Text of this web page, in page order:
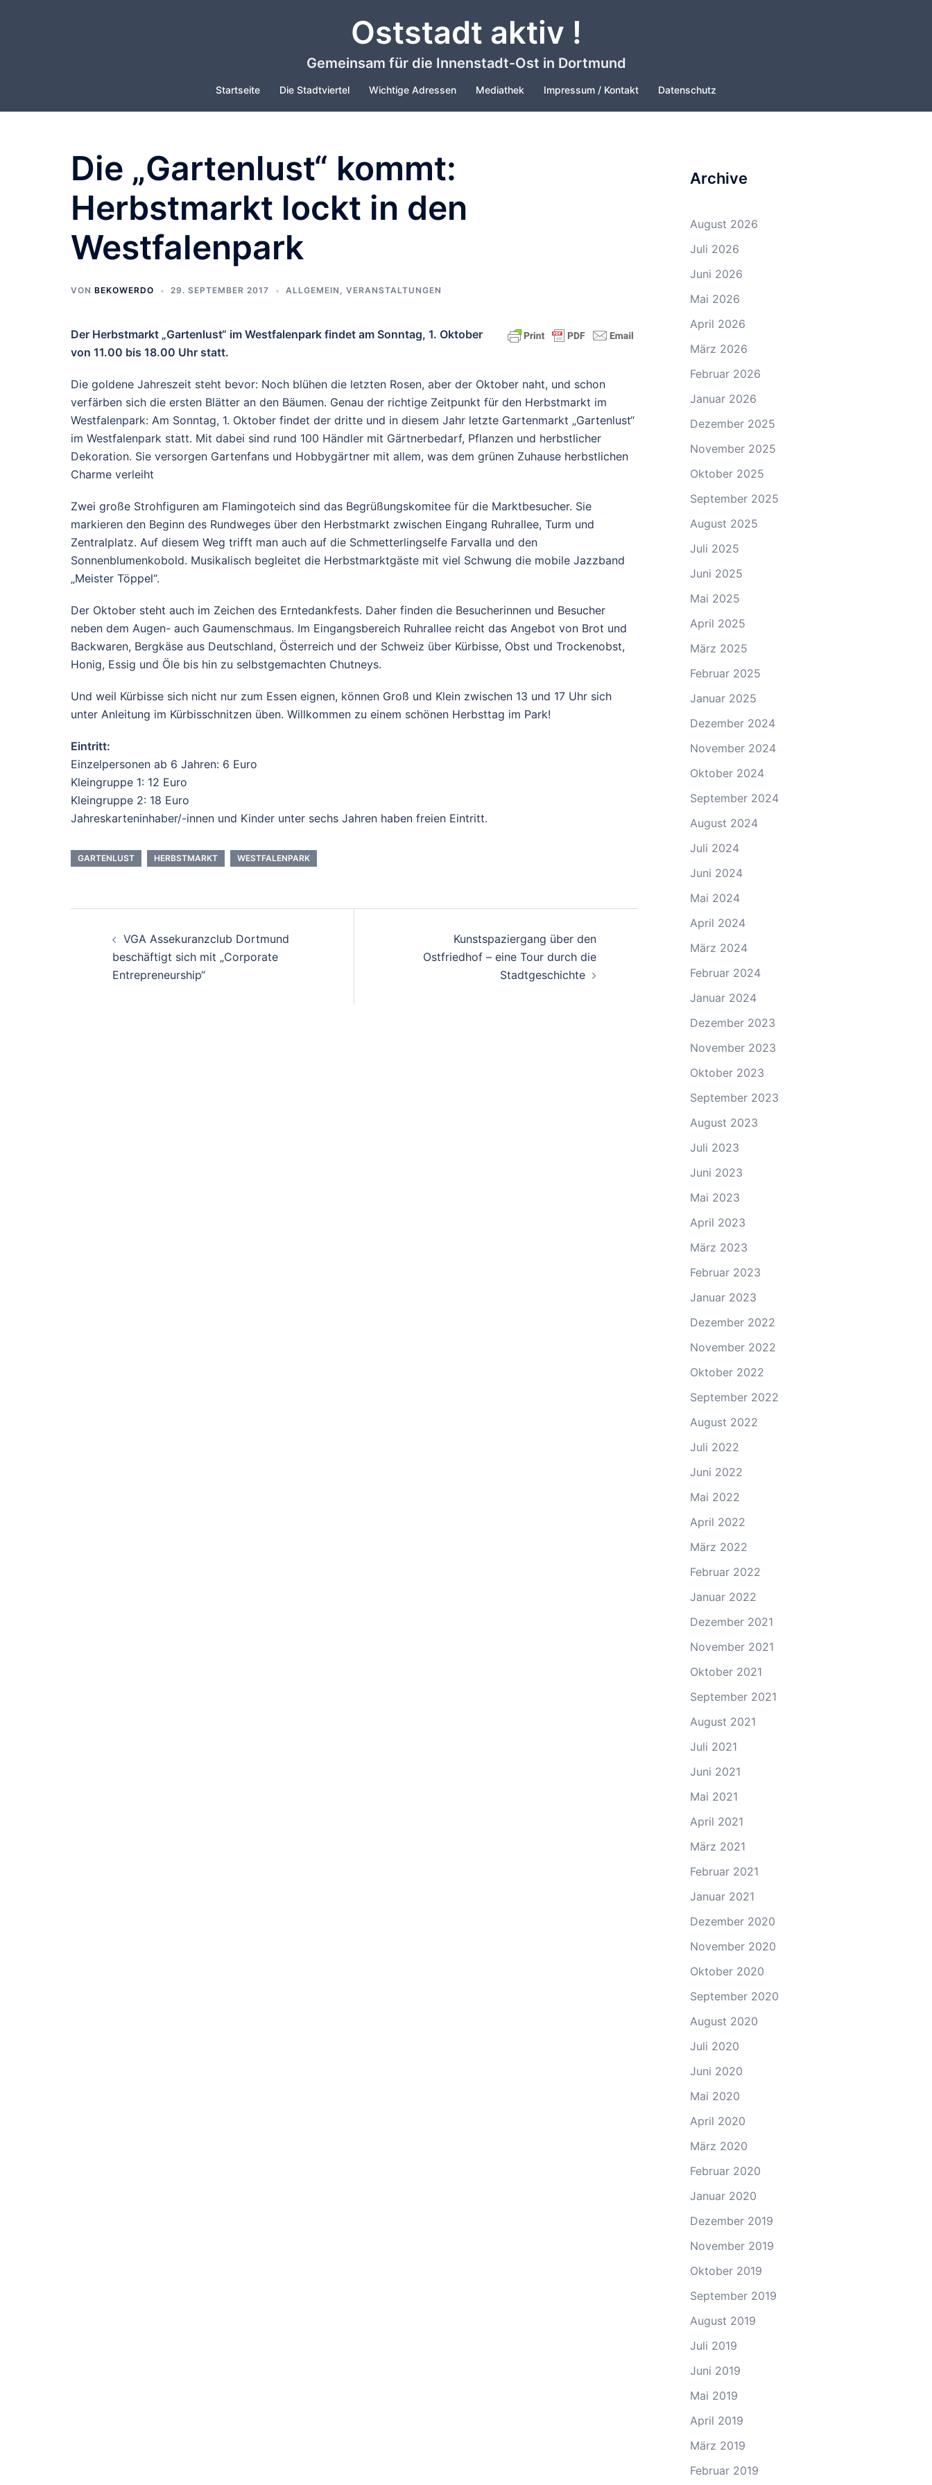
Oststadt aktiv !
Gemeinsam für die Innenstadt-Ost in Dortmund
Startseite Die Stadtviertel Wichtige Adressen Mediathek Impressum / Kontakt Datenschutz
Die „Gartenlust“ kommt:
Herbstmarkt lockt in den
Westfalenpark
VON BEKOWERDO 29. SEPTEMBER 2017 ALLGEMEIN , VERANSTALTUNGEN
Der Herbstmarkt „Gartenlust“ im Westfalenpark findet am Sonntag, 1. Oktober
von 11.00 bis 18.00 Uhr statt.
Die goldene Jahreszeit steht bevor: Noch blühen die letzten Rosen, aber der Oktober naht, und schon
verfärben sich die ersten Blätter an den Bäumen. Genau der richtige Zeitpunkt für den Herbstmarkt im
Westfalenpark: Am Sonntag, 1. Oktober findet der dritte und in diesem Jahr letzte Gartenmarkt „Gartenlust“
im Westfalenpark statt. Mit dabei sind rund 100 Händler mit Gärtnerbedarf, Pflanzen und herbstlicher
Dekoration. Sie versorgen Gartenfans und Hobbygärtner mit allem, was dem grünen Zuhause herbstlichen
Charme verleiht
Zwei große Strohfiguren am Flamingoteich sind das Begrüßungskomitee für die Marktbesucher. Sie
markieren den Beginn des Rundweges über den Herbstmarkt zwischen Eingang Ruhrallee, Turm und
Zentralplatz. Auf diesem Weg trifft man auch auf die Schmetterlingselfe Farvalla und den
Sonnenblumenkobold. Musikalisch begleitet die Herbstmarktgäste mit viel Schwung die mobile Jazzband
„Meister Töppel“.
Der Oktober steht auch im Zeichen des Erntedankfests. Daher finden die Besucherinnen und Besucher
neben dem Augen- auch Gaumenschmaus. Im Eingangsbereich Ruhrallee reicht das Angebot von Brot und
Backwaren, Bergkäse aus Deutschland, Österreich und der Schweiz über Kürbisse, Obst und Trockenobst,
Honig, Essig und Öle bis hin zu selbstgemachten Chutneys.
Und weil Kürbisse sich nicht nur zum Essen eignen, können Groß und Klein zwischen 13 und 17 Uhr sich
unter Anleitung im Kürbisschnitzen üben. Willkommen zu einem schönen Herbsttag im Park!
Eintritt:
Einzelpersonen ab 6 Jahren: 6 Euro
Kleingruppe 1: 12 Euro
Kleingruppe 2: 18 Euro
Jahreskarteninhaber/-innen und Kinder unter sechs Jahren haben freien Eintritt.
GARTENLUST HERBSTMARKT WESTFALENPARK
Beitrags-
Navigation
VGA Assekuranzclub Dortmund
beschäftigt sich mit „Corporate
Entrepreneurship“
Kunstspaziergang über den
Ostfriedhof – eine Tour durch die
Stadtgeschichte
Archive
August 2026
Juli 2026
Juni 2026
Mai 2026
April 2026
März 2026
Februar 2026
Januar 2026
Dezember 2025
November 2025
Oktober 2025
September 2025
August 2025
Juli 2025
Juni 2025
Mai 2025
April 2025
März 2025
Februar 2025
Januar 2025
Dezember 2024
November 2024
Oktober 2024
September 2024
August 2024
Juli 2024
Juni 2024
Mai 2024
April 2024
März 2024
Februar 2024
Januar 2024
Dezember 2023
November 2023
Oktober 2023
September 2023
August 2023
Juli 2023
Juni 2023
Mai 2023
April 2023
März 2023
Februar 2023
Januar 2023
Dezember 2022
November 2022
Oktober 2022
September 2022
August 2022
Juli 2022
Juni 2022
Mai 2022
April 2022
März 2022
Februar 2022
Januar 2022
Dezember 2021
November 2021
Oktober 2021
September 2021
August 2021
Juli 2021
Juni 2021
Mai 2021
April 2021
März 2021
Februar 2021
Januar 2021
Dezember 2020
November 2020
Oktober 2020
September 2020
August 2020
Juli 2020
Juni 2020
Mai 2020
April 2020
März 2020
Februar 2020
Januar 2020
Dezember 2019
November 2019
Oktober 2019
September 2019
August 2019
Juli 2019
Juni 2019
Mai 2019
April 2019
März 2019
Februar 2019